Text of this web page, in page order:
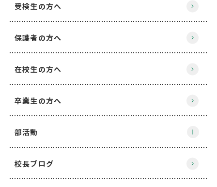
受検生の方へ
保護者の方へ
在校生の方へ
卒業生の方へ
部活動
校長ブログ